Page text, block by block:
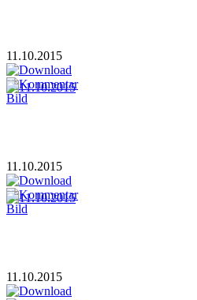
11.10.2015
11.10.2015
11.10.2015